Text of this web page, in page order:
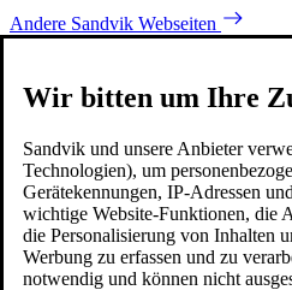
Andere Sandvik Webseiten
Wir bitten um Ihre
Sandvik und unsere Anbieter
Technologien), um
Gerätekennungen, IP-Adressen
wichtige Website-Funktionen, die
die Personalisierung von Inhalten
Werbung zu erfassen und zu
notwendig und können nicht